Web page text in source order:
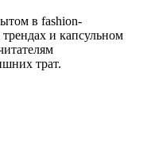
в fashion-
и капсульном
трат.